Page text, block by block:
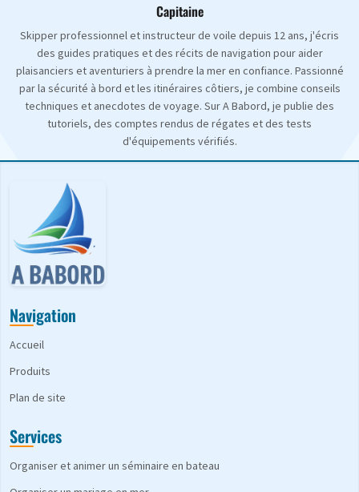
Capitaine
Skipper professionnel et instructeur de voile depuis 12 ans, j'écris
des guides pratiques et des récits de navigation pour aider
plaisanciers et aventuriers à prendre la mer en confiance. Passionné
par la sécurité à bord et les itinéraires côtiers, je combine conseils
techniques et anecdotes de voyage. Sur A Babord, je publie des
tutoriels, des comptes rendus de régates et des tests
d'équipements vérifiés.
Navigation
Accueil
Produits
Plan de site
Services
Organiser et animer un séminaire en bateau